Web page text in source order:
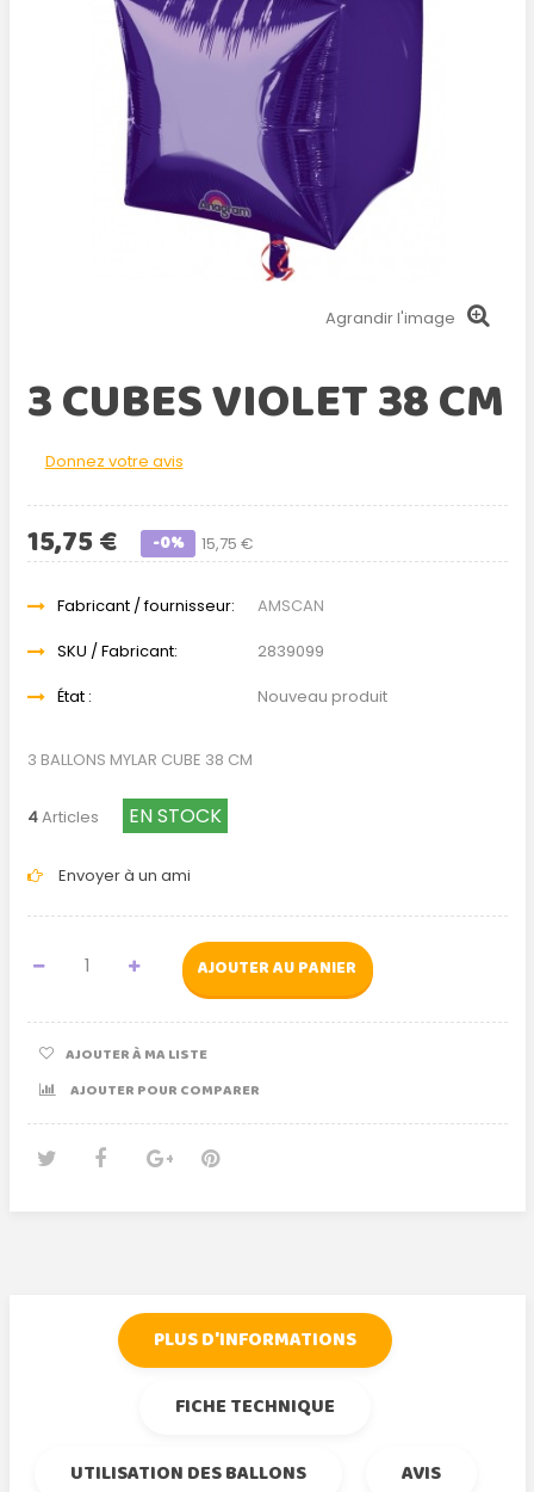
Agrandir l'image
3 CUBES VIOLET 38 CM
Donnez votre avis
15,75 €
15,75 € -0%
Fabricant / fournisseur:
AMSCAN
SKU / Fabricant:
2839099
État :
Nouveau produit
3 BALLONS MYLAR CUBE 38 CM
4Articles EN STOCK
Envoyer à un ami
AJOUTER AU PANIER
AJOUTER À MA LISTE
AJOUTER POUR COMPARER
PLUS D'INFORMATIONS
FICHE TECHNIQUE
UTILISATION DES BALLONS
AVIS